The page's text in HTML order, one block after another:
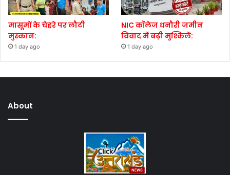
मासूमों के चेहरे पर लौटी
मुस्कान:
1 day ago
NIC कॉलेज धनौरी जमीन
विवाद में बढ़ी मुश्किलें:
1 day ago
About